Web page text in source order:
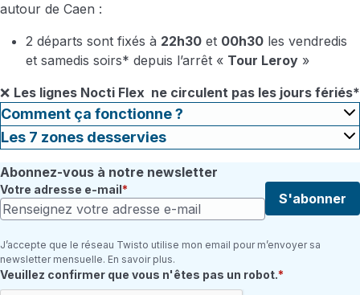
autour de Caen :
2 départs sont fixés à 22h30 et 00h30 les vendredis
et samedis soirs* depuis l’arrêt « Tour Leroy »
❌ Les lignes Nocti Flex ne circulent pas les jours fériés*
Comment ça fonctionne ?
Les 7 zones desservies
Abonnez-vous à notre newsletter
Votre adresse e-mail
S'abonner
J’accepte que le réseau Twisto utilise mon email pour m’envoyer sa
newsletter mensuelle. En savoir plus.
Champ requis
Veuillez confirmer que vous n'êtes pas un robot.